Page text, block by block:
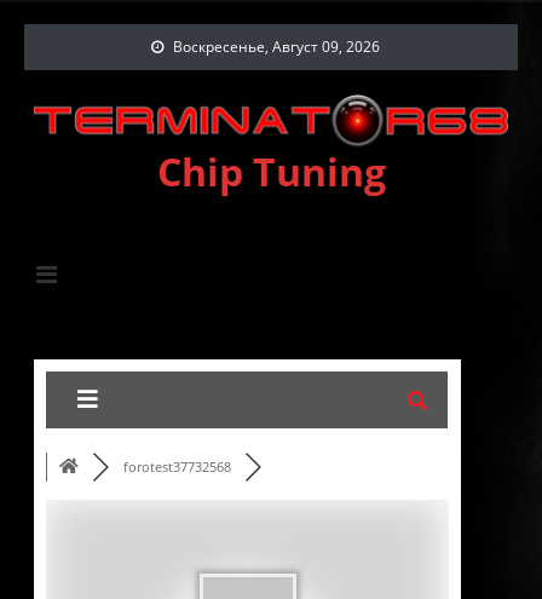
Воскресенье, Август 09, 2026
Chip Tuning
forotest37732568